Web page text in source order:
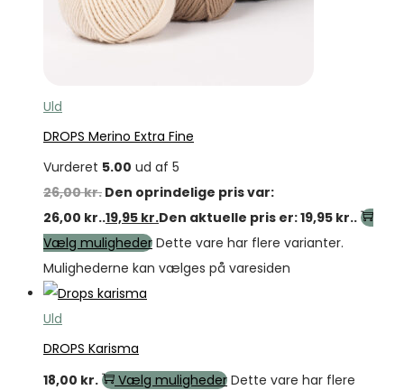
Uld
DROPS Merino Extra Fine
Vurderet 5.00 ud af 5
26,00kr. Den oprindelige pris var:
26,00 kr..19,95 kr.Den aktuelle pris er: 19,95 kr..
Vælg muligheder Dette vare har flere varianter.
Mulighederne kan vælges på varesiden
Uld
DROPS Karisma
18,00 kr. Vælg muligheder Dette vare har flere